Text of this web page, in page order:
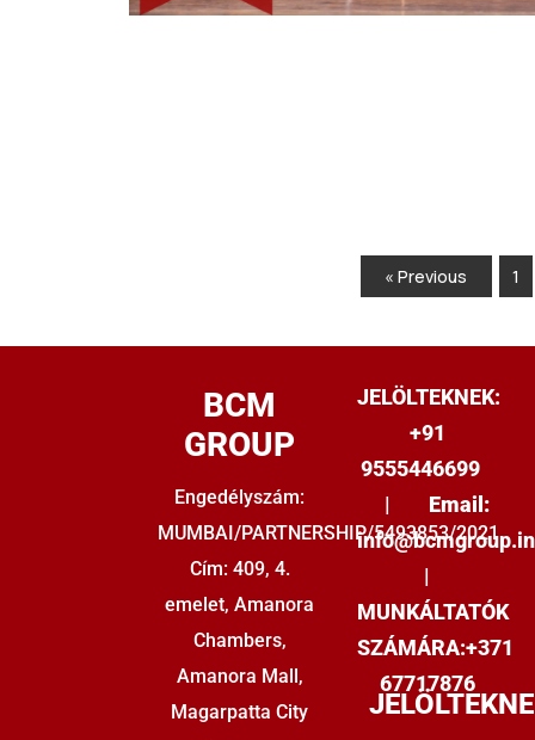
« Previous 1
BCM
GROUP
Engedélyszám:
MUMBAI/PARTNERSHIP/5493853/2021
Cím: 409, 4.
emelet, Amanora
Chambers,
Amanora Mall,
Magarpatta City
JELÖLTEKNEK:
+91
9555446699
| Email:
info@bcmgroup.in
|
MUNKÁLTATÓK
SZÁMÁRA:+371
67717876